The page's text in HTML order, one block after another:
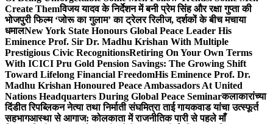
Create Themविजय यादव के निर्देशन में बनी प्रेम सिंह और रक्षा गुप्ता की
भोजपुरी फिल्म ‘जोरू का गुलाम’ का ट्रेलर रिलीज, दर्शकों के बीच मचाया
धमालNew York State Honours Global Peace Leader His
Eminence Prof. Sir Dr. Madhu Krishan With Multiple
Prestigious Civic RecognitionsRetiring On Your Own Terms
With ICICI Pru Gold Pension Savings: The Growing Shift
Toward Lifelong Financial FreedomHis Eminence Prof. Dr.
Madhu Krishan Honoured Peace Ambassadors At United
Nations Headquarters During Global Peace Seminarकलाकारांच्या
दिंडीत रिपब्लिकन नेत्या तथा निर्माती संघमित्रा ताई गायकवाड यांचा उत्स्फूर्त
सहभागआस्था से आगाज: कोलकाता में राजनीतिक पारी से पहले माँ